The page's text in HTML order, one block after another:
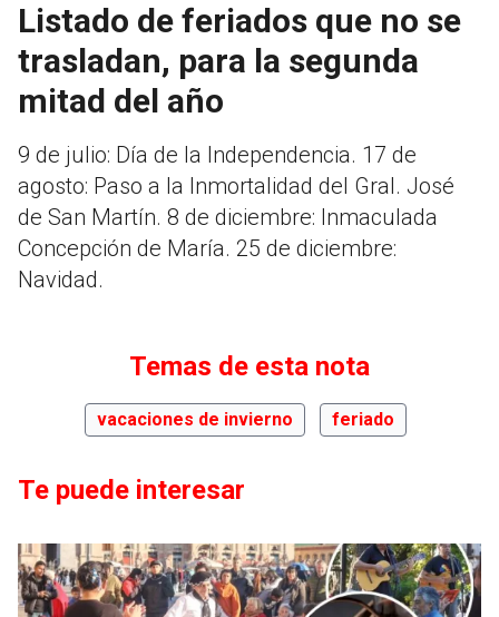
Listado de feriados que no se
trasladan, para la segunda
mitad del año
9 de julio: Día de la Independencia. 17 de
agosto: Paso a la Inmortalidad del Gral. José
de San Martín. 8 de diciembre: Inmaculada
Concepción de María. 25 de diciembre:
Navidad.
Temas de esta nota
vacaciones de invierno feriado
Te puede interesar